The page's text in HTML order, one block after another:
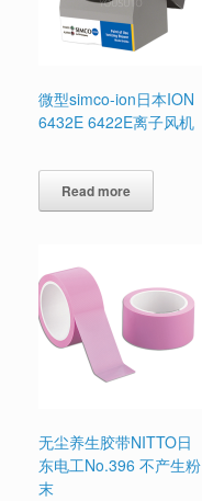
微型simco-ion日本ION
6432E 6422E离子风机
Read more
无尘养生胶带NITTO日
东电工No.396 不产生粉
末